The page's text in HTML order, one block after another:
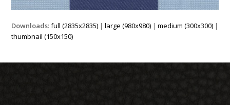
Downloads:full (2835x2835) |large (980x980) |medium (300x300) |
thumbnail (150x150)